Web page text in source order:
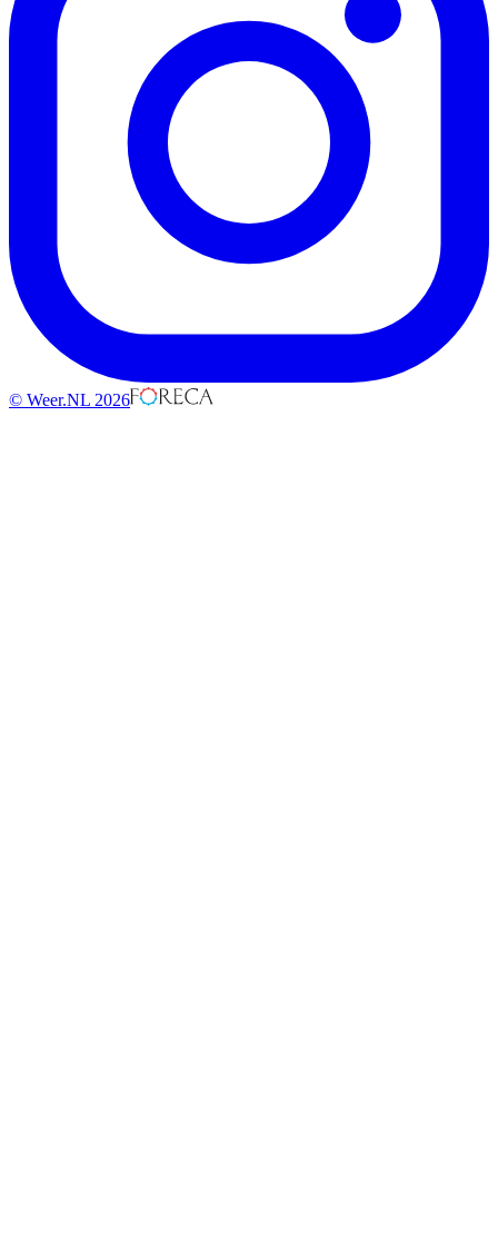
© Weer.NL 2026